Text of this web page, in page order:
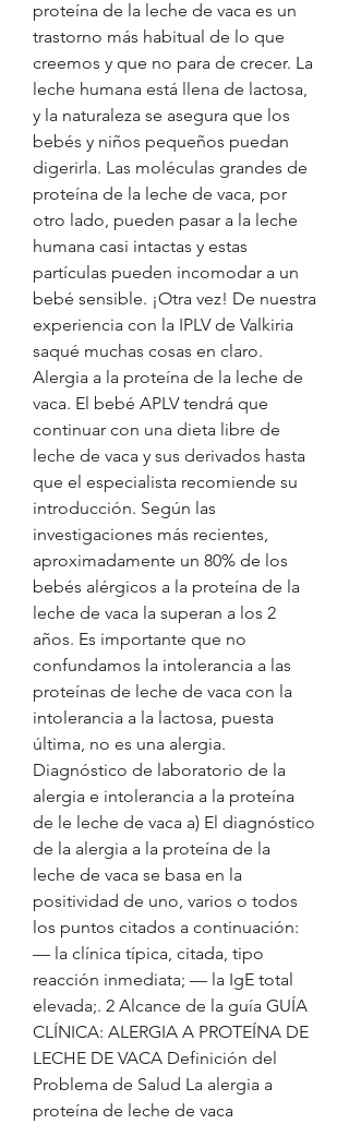
proteína de la leche de vaca es un
trastorno más habitual de lo que
creemos y que no para de crecer. La
leche humana está llena de lactosa,
y la naturaleza se asegura que los
bebés y niños pequeños puedan
digerirla. Las moléculas grandes de
proteína de la leche de vaca, por
otro lado, pueden pasar a la leche
humana casi intactas y estas
partículas pueden incomodar a un
bebé sensible. ¡Otra vez! De nuestra
experiencia con la IPLV de Valkiria
saqué muchas cosas en claro.
Alergia a la proteína de la leche de
vaca. El bebé APLV tendrá que
continuar con una dieta libre de
leche de vaca y sus derivados hasta
que el especialista recomiende su
introducción. Según las
investigaciones más recientes,
aproximadamente un 80% de los
bebés alérgicos a la proteína de la
leche de vaca la superan a los 2
años. Es importante que no
confundamos la intolerancia a las
proteínas de leche de vaca con la
intolerancia a la lactosa, puesta
última, no es una alergia.
Diagnóstico de laboratorio de la
alergia e intolerancia a la proteína
de le leche de vaca a) El diagnóstico
de la alergia a la proteína de la
leche de vaca se basa en la
positividad de uno, varios o todos
los puntos citados a continuación:
— la clínica típica, citada, tipo
reacción inmediata; — la IgE total
elevada;. 2 Alcance de la guía GUÍA
CLÍNICA: ALERGIA A PROTEÍNA DE
LECHE DE VACA Definición del
Problema de Salud La alergia a
proteína de leche de vaca